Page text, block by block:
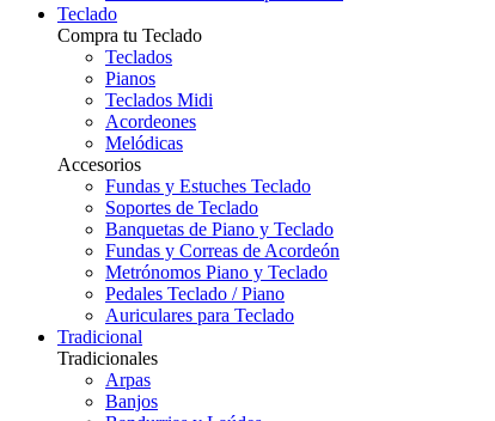
Teclado
Compra tu Teclado
Teclados
Pianos
Teclados Midi
Acordeones
Melódicas
Accesorios
Fundas y Estuches Teclado
Soportes de Teclado
Banquetas de Piano y Teclado
Fundas y Correas de Acordeón
Metrónomos Piano y Teclado
Pedales Teclado / Piano
Auriculares para Teclado
Tradicional
Tradicionales
Arpas
Banjos